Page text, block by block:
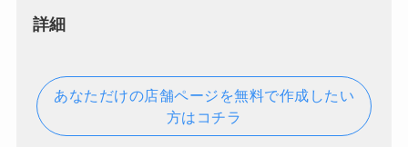
詳細
あなただけの店舗ページを無料で作成したい
方はコチラ